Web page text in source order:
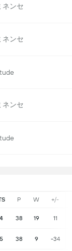
P W +/-
38 19 11
38 9 -34
ネンセ
ネンセ
ネンセ